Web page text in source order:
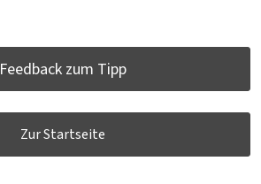
Feedback zum Tipp
Zur Startseite